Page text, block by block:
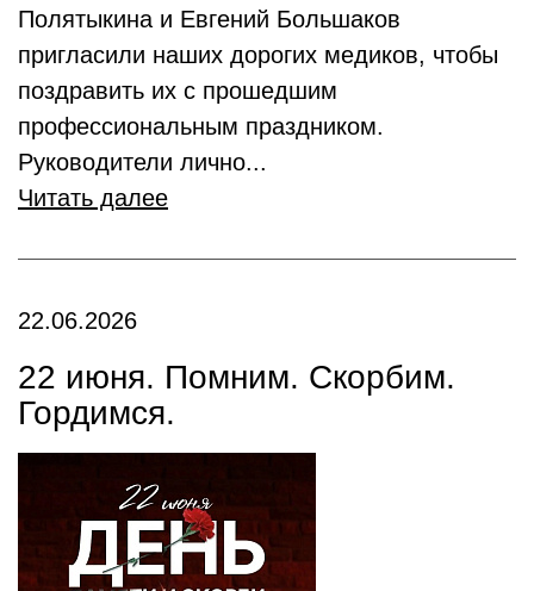
Полятыкина и Евгений Большаков
пригласили наших дорогих медиков, чтобы
поздравить их с прошедшим
профессиональным праздником.
Руководители лично...
Читать далее
22.06.2026
22 июня. Помним. Скорбим.
Гордимся.